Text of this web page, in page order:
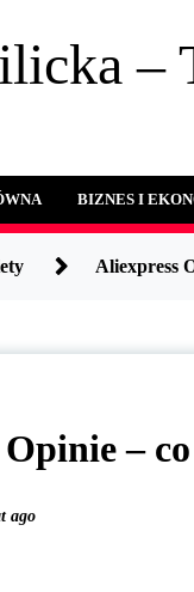
–
BIZNES I
Aliexpress
–
ago